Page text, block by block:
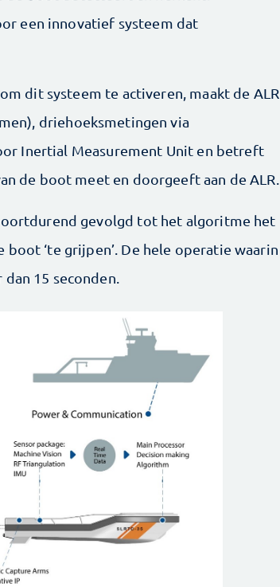
een innovatief systeem dat
dit systeem te activeren, maakt de ALR
driehoeksmetingen via
Inertial Measurement Unit en betreft
de boot meet en doorgeeft aan de ALR.
gevolgd tot het algoritme het
‘te grijpen’. De hele operatie waarin
15 seconden.